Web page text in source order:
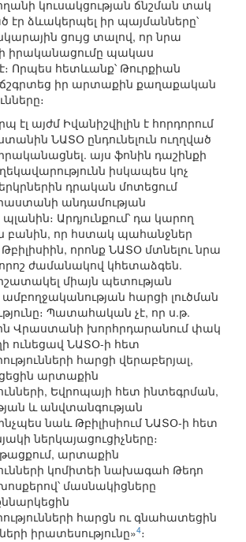
կուսակցության ճնշման տակ
էր ձևակերպել իր պայմանները՝
ցույց տալով, որ նրա
իրականացումը պակաս
Որպես հետևանք՝ Թուրքիան
ճշգրտեց իր արտաքին քաղաքական
էլ այժմ Իվանիշվիլին է հորդորում
ՆԱՏՕ ընդունելուն ուղղված
այս ֆոնին դաշինքի
իսկապես կոչ
դրական մոտեցում
անդամության
Արդյունքում՝ դա կարող
բանին, որ հստակ պահանջներ
որոնք ՆԱՏՕ մտնելու նրա
ժամանակով կհետաձգեն.
միայն պետության
հարցի լուծման
Պատահական չէ, որ ս.թ.
ին Վրաստանի խորհրդարանում փակ
ունեցավ ՆԱՏՕ-ի հետ
հարցի վերաբերյալ,
արտաքին
Եվրոպայի հետ ինտեգրման,
և անվտանգության
նաև Թբիլիսիում ՆԱՏՕ-ի հետ
ներկայացուցիչները։
արտաքին
կոմիտեի նախագահ Թեդո
մասնակիցները
հարցն ու գնահատեցին
իրատեսությունը»4։